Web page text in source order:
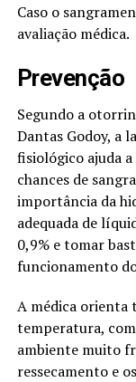
Caso o
avaliação médica.
Prevenção
Segundo a
Dantas Godoy, a
fisiológico ajuda
chances de
importância da
adequada de
0,9% e tomar
funcionamento
A médica orienta
temperatura,
ambiente muito
ressecamento e